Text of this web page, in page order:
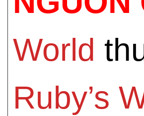
World
Ruby’s